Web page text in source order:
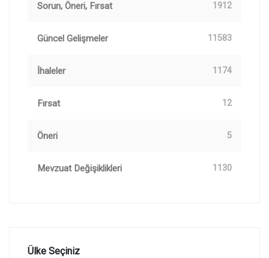
Sorun, Öneri, Fırsat 1912
Güncel Gelişmeler 11583
İhaleler 1174
Fırsat 12
Öneri 5
Mevzuat Değişiklikleri 1130
Ülke Seçiniz